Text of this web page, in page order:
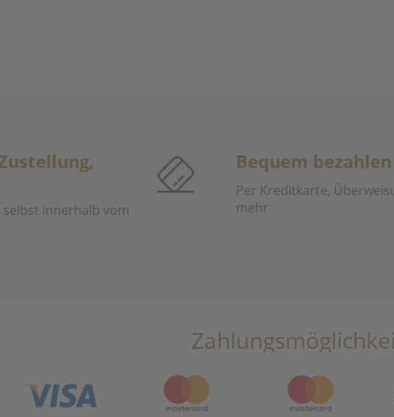
selbst innerhalb vom
Bequem bezahlen
Per Kreditkarte,
mehr